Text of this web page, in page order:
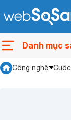
Danh mục
Công nghệ